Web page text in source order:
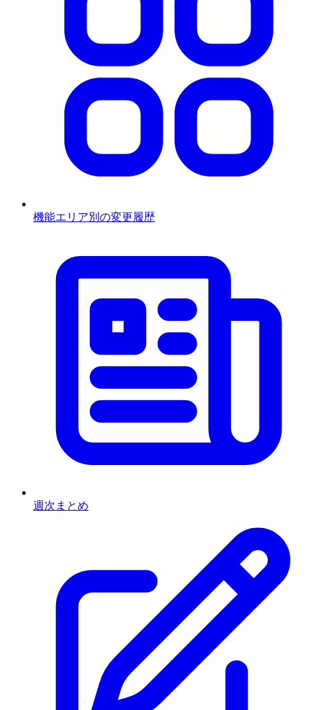
機能エリア別の変更履歴
週次まとめ